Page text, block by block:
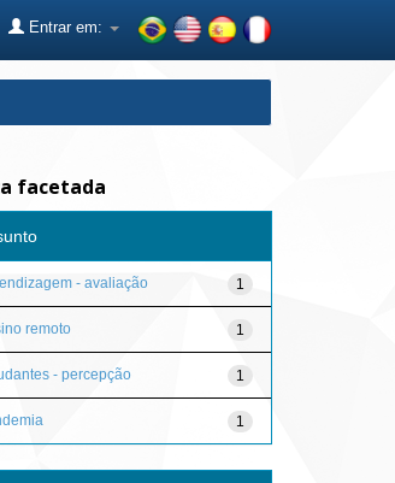
Entrar em:
facetada
1
- avaliação
1
remoto
1
- percepção
1